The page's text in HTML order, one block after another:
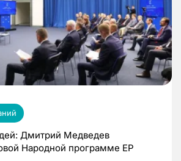
Дмитрий Медведев
Народной программе ЕР